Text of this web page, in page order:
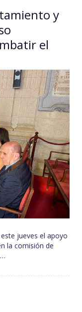
y
el
jueves el apoyo
la comisión de